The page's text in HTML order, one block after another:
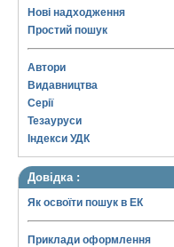
Нові надходження
Простий пошук
Автори
Видавництва
Серії
Тезауруси
Індекси УДК
Довідка :
Як освоїти пошук в ЕК
Приклади оформлення